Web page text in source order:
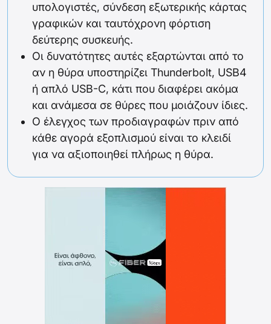
υπολογιστές, σύνδεση εξωτερικής κάρτας
γραφικών και ταυτόχρονη φόρτιση
δεύτερης συσκευής.
Οι δυνατότητες αυτές εξαρτώνται από το
αν η θύρα υποστηρίζει Thunderbolt, USB4
ή απλό USB-C, κάτι που διαφέρει ακόμα
και ανάμεσα σε θύρες που μοιάζουν ίδιες.
Ο έλεγχος των προδιαγραφών πριν από
κάθε αγορά εξοπλισμού είναι το κλειδί
για να αξιοποιηθεί πλήρως η θύρα.